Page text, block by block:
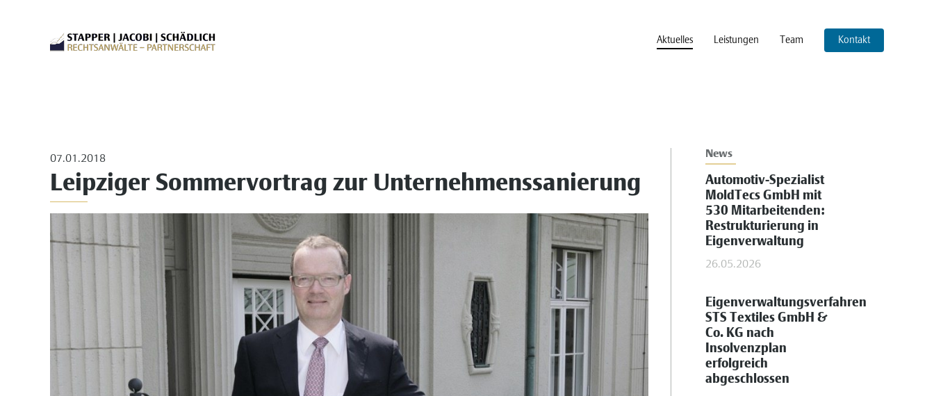
Aktuelles Leistungen Team Kontakt
07.01.2018
Leipziger Sommervortrag zur Unternehmenssanierung
News
Automotiv-Spezialist
MoldTecs GmbH mit
530 Mitarbeitenden:
Restrukturierung in
Eigenverwaltung
26.05.2026
Eigenverwaltungsverfahren
STS Textiles GmbH &
Co. KG nach
Insolvenzplan
erfolgreich
abgeschlossen